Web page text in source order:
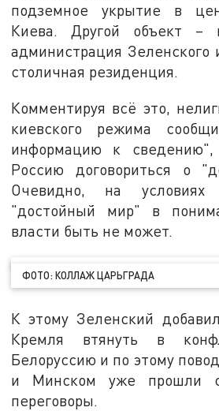
подземное укрытие в
Киева. Другой объект –
администрация
столичная резиденция.
Комментируя всё это,
киевского режима
информацию к
Россию договориться о
Очевидно, на условиях
"достойный мир" в
власти быть не может.
ФОТО: КОЛЛАЖ ЦАРЬГРАДА
К этому Зеленский
Кремля втянуть в
Белоруссию и по этому
и Минском уже прошли
переговоры.